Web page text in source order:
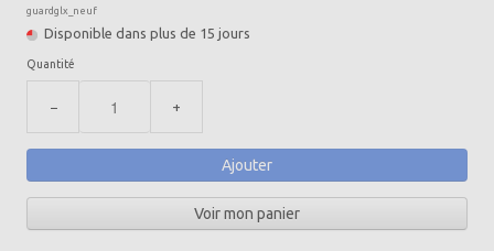
guardglx_neuf
Disponible dans plus de 15 jours
Quantité
− +
Ajouter
Voir mon panier